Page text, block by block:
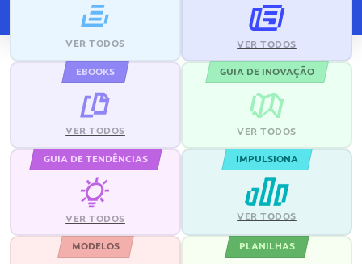
VER TODOS VER TODOS
EBOOKS
VER TODOS
GUIA DE INOVAÇÃO
VER TODOS
GUIA DE TENDÊNCIAS
VER TODOS
IMPULSIONA
VER TODOS
MODELOS PLANILHAS